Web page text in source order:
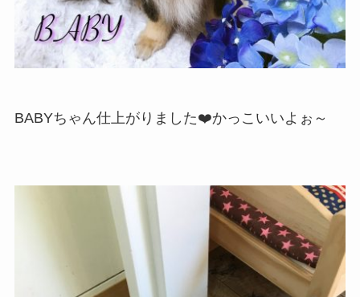
BABYちゃん仕上がりました❤️かっこいいよぉ～